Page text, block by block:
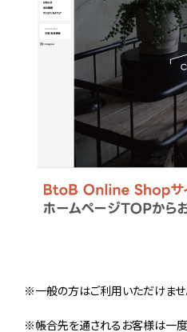
※一般の方はご利用いただけま
※帳合先を通されるお客様は一